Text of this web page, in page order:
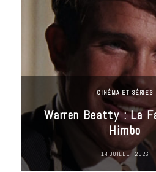
CINÉMA ET SÉRIES
Warren Beatty : La
Himbo
14 JUILLET 2026